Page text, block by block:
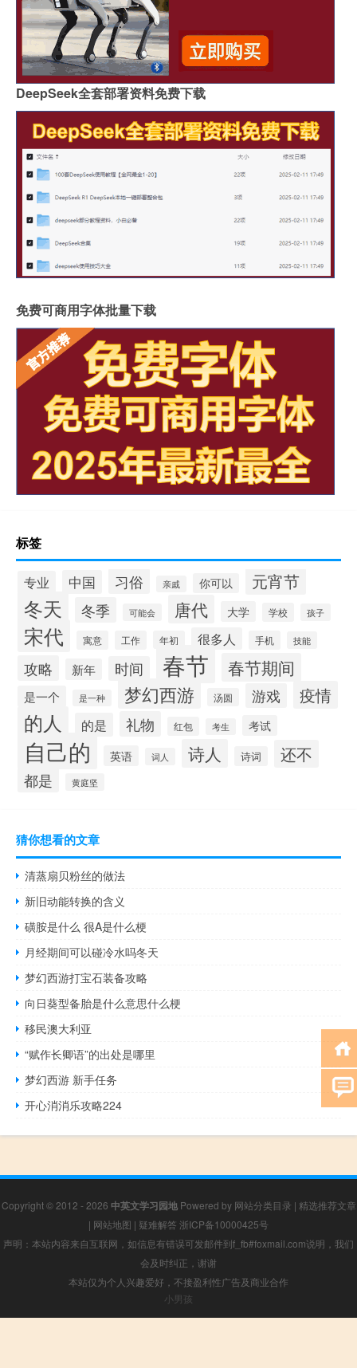
DeepSeek全套部署资料免费下载
免费可商用字体批量下载
标签
专业 中国 习俗 亲戚 你可以 元宵节
冬天 冬季 可能会 唐代 大学 学校 孩子
宋代 寓意 工作 年初 很多人 手机 技能
攻略 新年 时间 春节 春节期间
是一个 是一种 梦幻西游 汤圆 游戏 疫情
的人 的是 礼物 红包 考生 考试
自己的 英语 词人 诗人 诗词 还不
都是 黄庭坚
猜你想看的文章
清蒸扇贝粉丝的做法
新旧动能转换的含义
磺胺是什么 很A是什么梗
月经期间可以碰冷水吗冬天
梦幻西游打宝石装备攻略
向日葵型备胎是什么意思什么梗
移民澳大利亚
“赋作长卿语”的出处是哪里
梦幻西游 新手任务
开心消消乐攻略224
Copyright © 2012 - 2026 中英文学习园地Powered by 网站分类目录 | 精选推荐文章
| 网站地图 | 疑难解答 浙ICP备10000425号
声明：本站内容来自互联网，如信息有错误可发邮件到f_fb#foxmail.com说明，我们
会及时纠正，谢谢
本站仅为个人兴趣爱好，不接盈利性广告及商业合作
小男孩